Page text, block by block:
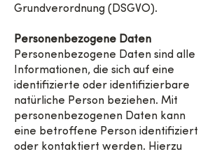
Grundverordnung (DSGVO).
Personenbezogene Daten
Personenbezogene Daten sind alle
Informationen, die sich auf eine
identifizierte oder identifizierbare
natürliche Person beziehen. Mit
personenbezogenen Daten kann
eine betroffene Person identifiziert
oder kontaktiert werden. Hierzu